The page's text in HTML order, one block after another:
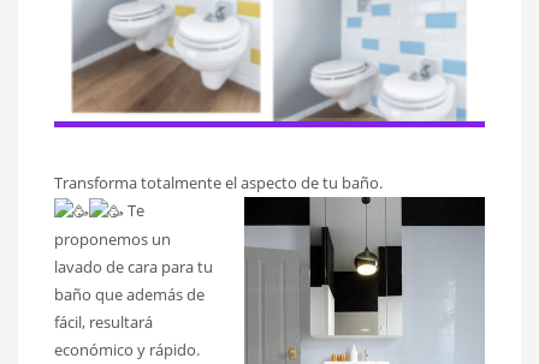
Transforma totalmente el aspecto de tu baño.
Te
proponemos un
lavado de cara para tu
baño que además de
fácil, resultará
económico y rápido.